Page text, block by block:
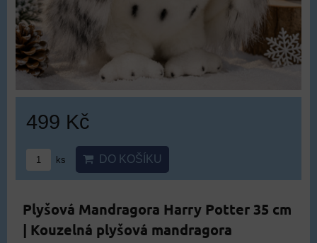
499 Kč
ks DO KOŠÍKU
Plyšová Mandragora Harry Potter 35 cm
| Kouzelná plyšová mandragora